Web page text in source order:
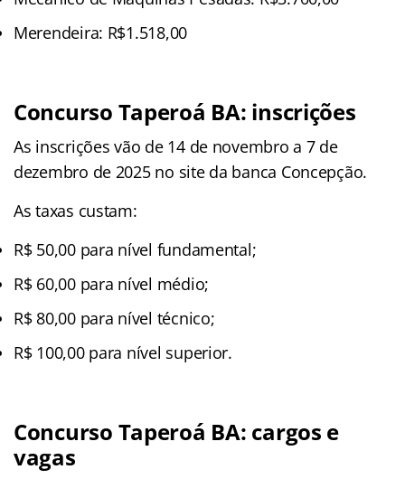
Merendeira: R$1.518,00
Concurso Taperoá BA: inscrições
As inscrições vão de 14 de novembro a 7 de
dezembro de 2025 no site da banca Concepção.
As taxas custam:
R$ 50,00 para nível fundamental;
R$ 60,00 para nível médio;
R$ 80,00 para nível técnico;
R$ 100,00 para nível superior.
Concurso Taperoá BA: cargos e
vagas